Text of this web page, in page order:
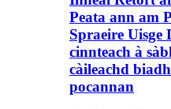
Peata ann am
Spraeire Uisge
cinnteach à
càileachd
pocannan